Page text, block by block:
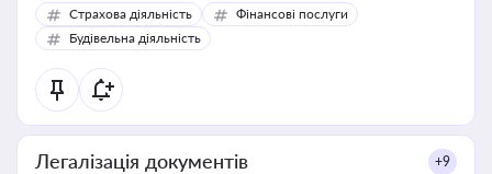
бухгалтера під час оподаткування, приватизації, оренди
державного майна, корпоративних угод і перевірки
статусу суб'єктів оціночної діяльності
Страхова діяльність
Фінансові послуги
Будівельна діяльність
Легалізація документів +9